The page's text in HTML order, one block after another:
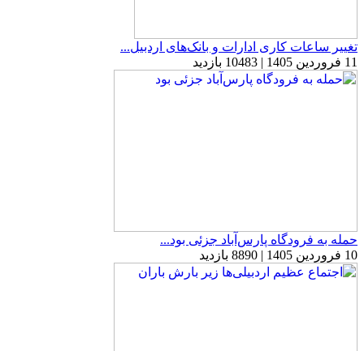
تغییر ساعات کاری ادارات و بانک‌های اردبیل...
11 فروردین 1405 | 10483 بازدید
حمله به فرودگاه پارس‌‌آباد جزئی بود...
10 فروردین 1405 | 8890 بازدید